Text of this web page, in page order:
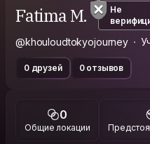
Fatima M.
Не
@khouloudtokyojourney
0 друзей 0 отзывов
0
Общие локации